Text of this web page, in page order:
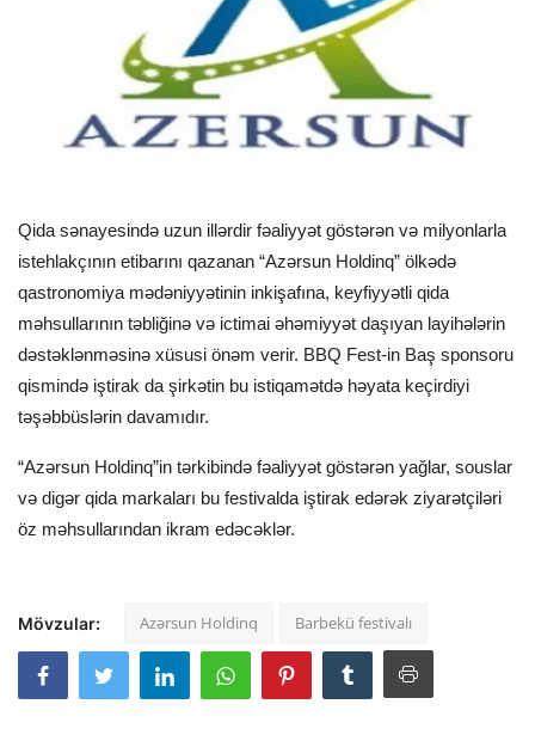
Qida sənayesində uzun illərdir fəaliyyət göstərən və milyonlarla
istehlakçının etibarını qazanan “Azərsun Holdinq” ölkədə
qastronomiya mədəniyyətinin inkişafına, keyfiyyətli qida
məhsullarının təbliğinə və ictimai əhəmiyyət daşıyan layihələrin
dəstəklənməsinə xüsusi önəm verir. BBQ Fest-in Baş sponsoru
qismində iştirak da şirkətin bu istiqamətdə həyata keçirdiyi
təşəbbüslərin davamıdır.
“Azərsun Holdinq”in tərkibində fəaliyyət göstərən yağlar, souslar
və digər qida markaları bu festivalda iştirak edərək ziyarətçiləri
öz məhsullarından ikram edəcəklər.
Mövzular: Azərsun Holdinq Barbekü festivalı